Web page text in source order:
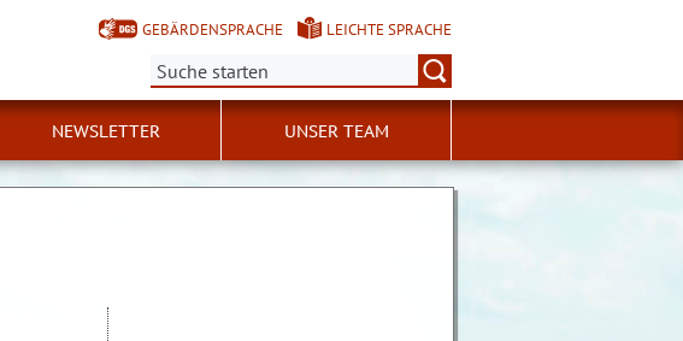
GEBÄRDENSPRACHE
LEICHTE SPRACHE
Suche:
NEWSLETTER UNSER TEAM